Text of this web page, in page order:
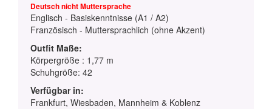
Deutsch nicht Muttersprache
Englisch - Basiskenntnisse (A1 / A2)
Französisch - Muttersprachlich (ohne Akzent)
Outfit Maße:
Körpergröße : 1,77 m
Schuhgröße: 42
Verfügbar in:
Frankfurt, Wiesbaden, Mannheim & Koblenz